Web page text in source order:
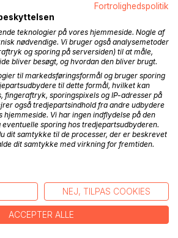
- snør fodboldstøvlerne og
en ægte fodboldfortælling.
Han bor med sine danske
i Portugal.
én ting i livet: Fodbold - og kun
fødder er hans fristed, hans håb
tror på, at fodbold kan føre til
Fortrolighedspolitik
teknologier på vores hjemmeside. Nogle af
nødvendige. Vi bruger også analysemetoder
og sporing på serversiden) til at måle,
bliver besøgt, og hvordan den bliver brugt.
til markedsføringsformål og bruger sporing
til dette formål, hvilket kan
fingeraftryk, sporingspixels og IP-adresser på
også tredjepartsindhold fra andre udbydere
hjemmeside. Vi har ingen indflydelse på den
sporing hos tredjepartsudbyderen.
dit samtykke til de processer, der er beskrevet
dit samtykke med virkning for fremtiden.
NEJ, TILPAS COOKIES
ACCEPTER ALLE